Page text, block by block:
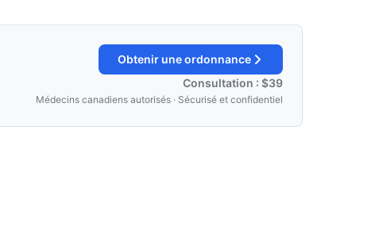
Obtenir une ordonnance
Consultation : $39
Médecins canadiens autorisés · Sécurisé et confidentiel